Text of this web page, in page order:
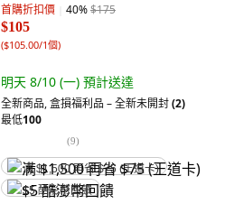
首購折扣價 40%$175
$105
($105.00/1個)
明天 8/10 (一) 預計送達
全新商品,盒損福利品 – 全新未開封(2)
最低100
(9)
满 $1,500 再省 $75 (王道卡)
$5 酷澎幣回饋